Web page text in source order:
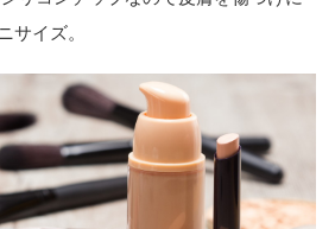
サイズ。